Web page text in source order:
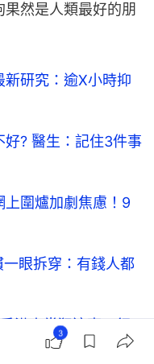
然是人類最好的朋
研究：逾X小時抑
? 醫生：記住3件事
上圍爐加劇焦慮！9
眼拆穿：有錢人都
港人常犯這事！行
3